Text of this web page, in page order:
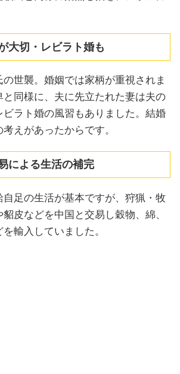
大切・レビラト婚も
世襲。婚姻では家柄が重視されま
と同様に、夫に先立たれた妻は夫の
ビラト婚の風習もありました。結婚
えがあったからです。
による生活の補完
足の生活が基本ですが、狩猟・牧
皮などを中国と交易し穀物、綿、
輸入していました。